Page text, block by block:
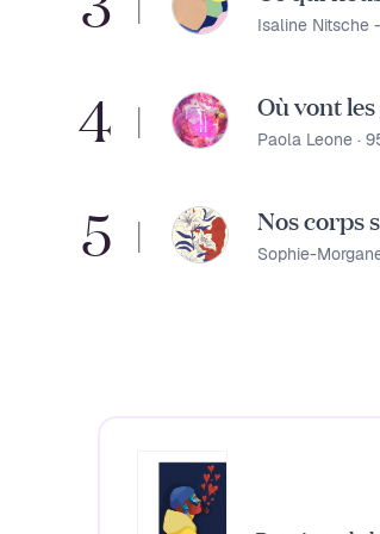
Isaline Nitsche
4 | Où vont
Paola Leone
5 | Nos corps
Sophie-